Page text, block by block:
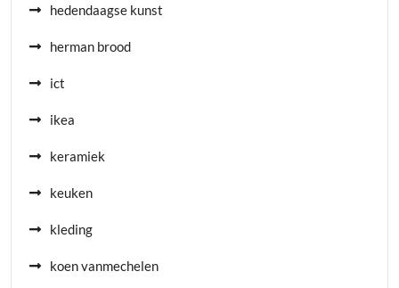
hedendaagse kunst
herman brood
ict
ikea
keramiek
keuken
kleding
koen vanmechelen